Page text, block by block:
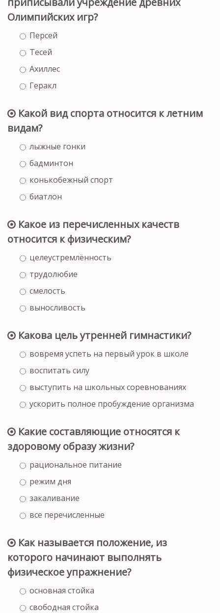
Олимпийских игр?
Персей
Тесей
Ахиллес
Геракл
Какой вид спорта относится к летним
видам?
лыжные гонки
бадминтон
конькобежный спорт
биатлон
Какое из перечисленных качеств
относится к физическим?
целеустремлённость
трудолюбие
смелость
выносливость
Какова цель утренней гимнастики?
вовремя успеть на первый урок в школе
воспитать силу
выступить на школьных соревнованиях
ускорить полное пробуждение организма
Какие составляющие относятся к
здоровому образу жизни?
рациональное питание
режим дня
закаливание
все перечисленные
Как называется положение, из
которого начинают выполнять
физическое упражнение?
основная стойка
свободная стойка